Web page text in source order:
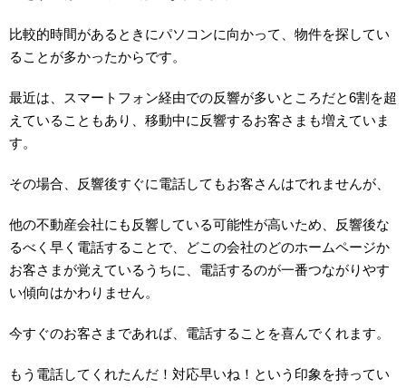
比較的時間があるときにパソコンに向かって、物件を探してい
ることが多かったからです。
最近は、スマートフォン経由での反響が多いところだと6割を超
えていることもあり、移動中に反響するお客さまも増えていま
す。
その場合、反響後すぐに電話してもお客さんはでれませんが、
他の不動産会社にも反響している可能性が高いため、反響後な
るべく早く電話することで、どこの会社のどのホームページか
お客さまが覚えているうちに、電話するのが一番つながりやす
い傾向はかわりません。
今すぐのお客さまであれば、電話することを喜んでくれます。
もう電話してくれたんだ！対応早いね！という印象を持ってい